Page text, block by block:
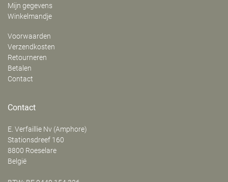
Mijn gegevens
Winkelmandje
Voorwaarden
Verzendkosten
Retourneren
Betalen
Contact
Contact
E. Verfaillie Nv (Amphore)
‍Stationsdreef 160
8800 Roeselare
België